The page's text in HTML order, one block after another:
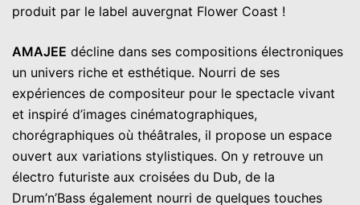
produit par le label auvergnat Flower Coast !
AMAJEE décline dans ses compositions électroniques
un univers riche et esthétique. Nourri de ses
expériences de compositeur pour le spectacle vivant
et inspiré d’images cinématographiques,
chorégraphiques où théâtrales, il propose un espace
ouvert aux variations stylistiques. On y retrouve un
électro futuriste aux croisées du Dub, de la
Drum’n’Bass également nourri de quelques touches